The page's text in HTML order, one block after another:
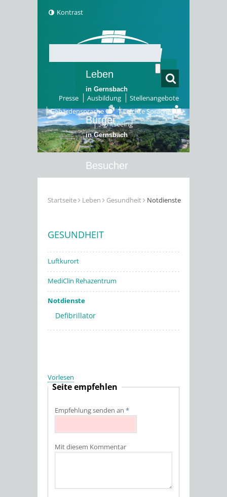
Kontrast
Presse Ausbildung
Stellenangebote
Gebärdensprache
Leichte Sprache
Sightseeing
Leben
in Gernsbach
Bürger
in Gernsbach
Besucher
Startseite Leben Gesundheit Notdienste
GESUNDHEIT
Luftkurort
MediClin Rehazentrum
Notdienste
Defibrillator
Vorlesen
Seite empfehlen
Empfehlung senden an *
Mit diesem Kommentar